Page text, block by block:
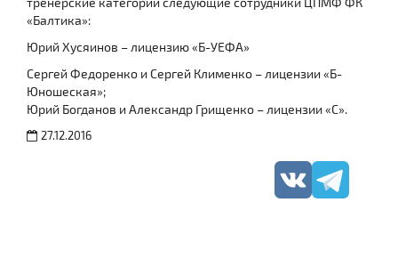
«Балтика»:
Юрий Хусяинов – лицензию «Б-УЕФА»
Сергей Федоренко и Сергей Клименко – лицензии «Б-
Юношеская»;
Юрий Богданов и Александр Грищенко – лицензии «С».
27.12.2016